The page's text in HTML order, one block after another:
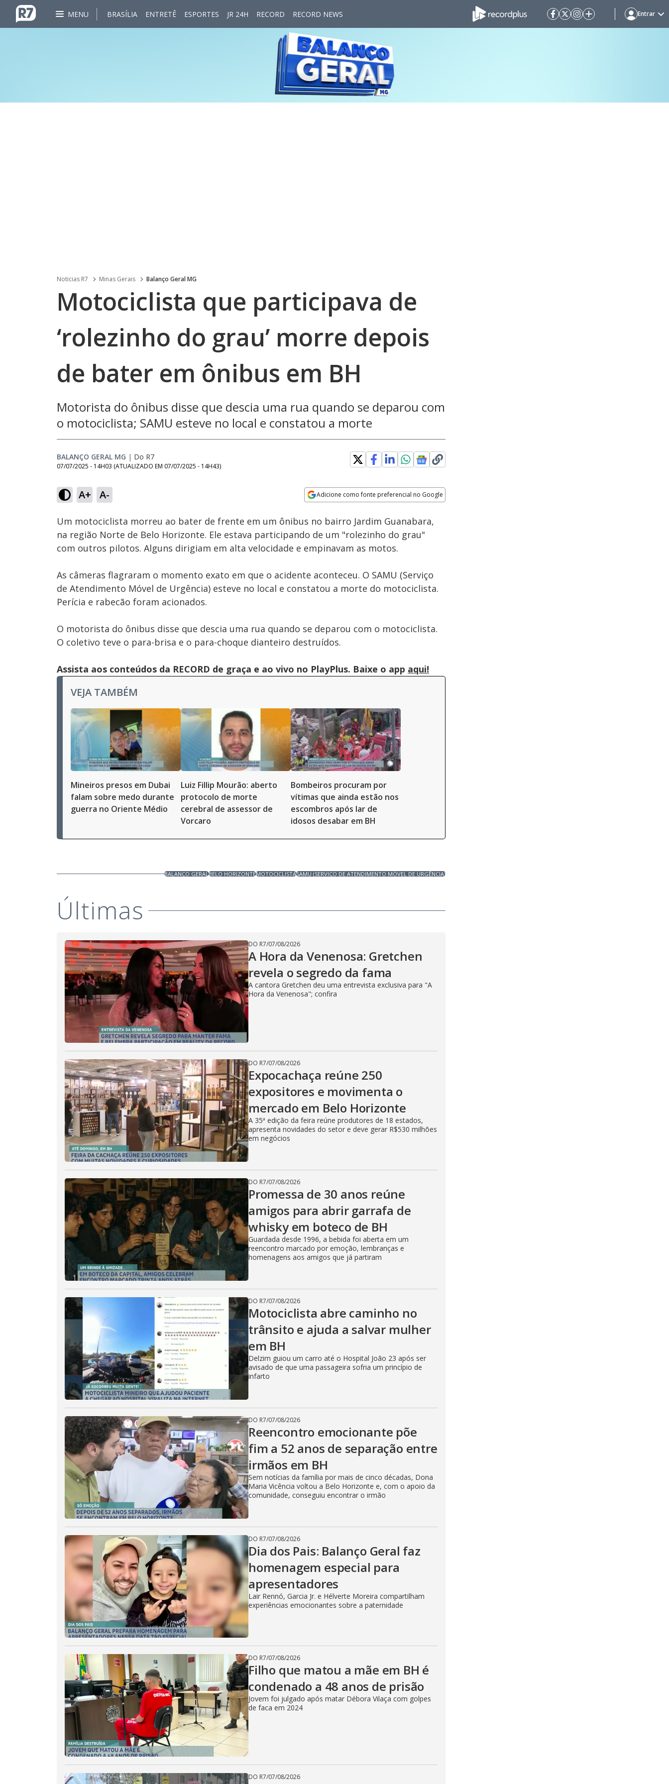
MENU BRASÍLIA ENTRETÊ ESPORTES JR 24H RECORD RECORD NEWS Entrar
Noticias R7 Minas Gerais Balanço Geral MG
Motociclista que participava de
‘rolezinho do grau’ morre depois
de bater em ônibus em BH
Motorista do ônibus disse que descia uma rua quando se deparou com
o motociclista; SAMU esteve no local e constatou a morte
BALANÇO GERAL MG | Do R7
07/07/2025 - 14H03 (ATUALIZADO EM 07/07/2025 - 14H43)
A+ A- Adicione como fonte preferencial no Google
Ativar
Som
Velocidade
Um motociclista morreu ao bater de frente em um ônibus no bairro Jardim Guanabara,
na região Norte de Belo Horizonte. Ele estava participando de um "rolezinho do grau"
com outros pilotos. Alguns dirigiam em alta velocidade e empinavam as motos.
As câmeras flagraram o momento exato em que o acidente aconteceu. O SAMU (Serviço
de Atendimento Móvel de Urgência) esteve no local e constatou a morte do motociclista.
Perícia e rabecão foram acionados.
O motorista do ônibus disse que descia uma rua quando se deparou com o motociclista.
O coletivo teve o para-brisa e o para-choque dianteiro destruídos.
Assista aos conteúdos da RECORD de graça e ao vivo no PlayPlus. Baixe o app aqui!
VEJA TAMBÉM
Mineiros presos em Dubai
falam sobre medo durante
guerra no Oriente Médio
Luiz Fillip Mourão: aberto
protocolo de morte
cerebral de assessor de
Vorcaro
Bombeiros procuram por
vítimas que ainda estão nos
escombros após lar de
idosos desabar em BH
BALANÇO GERALBELO HORIZONTEMOTOCICLISTASAMU (SERVIÇO DE ATENDIMENTO MÓVEL DE URGÊNCIA)
Últimas
DO R7/07/08/2026
A Hora da Venenosa: Gretchen
revela o segredo da fama
A cantora Gretchen deu uma entrevista exclusiva para "A
Hora da Venenosa"; confira
DO R7/07/08/2026
Expocachaça reúne 250
expositores e movimenta o
mercado em Belo Horizonte
A 35ª edição da feira reúne produtores de 18 estados,
apresenta novidades do setor e deve gerar R$530 milhões
em negócios
DO R7/07/08/2026
Promessa de 30 anos reúne
amigos para abrir garrafa de
whisky em boteco de BH
Guardada desde 1996, a bebida foi aberta em um
reencontro marcado por emoção, lembranças e
homenagens aos amigos que já partiram
DO R7/07/08/2026
Motociclista abre caminho no
trânsito e ajuda a salvar mulher
em BH
Delzim guiou um carro até o Hospital João 23 após ser
avisado de que uma passageira sofria um princípio de
infarto
DO R7/07/08/2026
Reencontro emocionante põe
fim a 52 anos de separação entre
irmãos em BH
Sem notícias da família por mais de cinco décadas, Dona
Maria Vicência voltou a Belo Horizonte e, com o apoio da
comunidade, conseguiu encontrar o irmão
DO R7/07/08/2026
Dia dos Pais: Balanço Geral faz
homenagem especial para
apresentadores
Lair Rennó, Garcia Jr. e Hélverte Moreira compartilham
experiências emocionantes sobre a paternidade
DO R7/07/08/2026
Filho que matou a mãe em BH é
condenado a 48 anos de prisão
Jovem foi julgado após matar Débora Vilaça com golpes
de faca em 2024
DO R7/07/08/2026